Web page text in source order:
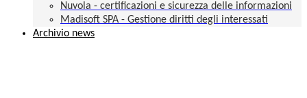
Nuvola - certificazioni e sicurezza delle informazioni
Madisoft SPA - Gestione diritti degli interessati
Archivio news